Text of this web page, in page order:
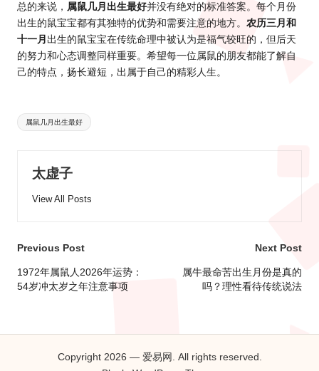
总的来说， 属鼠几月出生最好并没有绝对的标准答案。每个月份
出生的鼠宝宝都有其独特的优势和需要注意的地方。 农历三月和
十一月 出生的鼠宝宝在传统命理中被认为是福气较旺的，但后天
的努力和心态调整同样重要。希望每一位属鼠的朋友都能了解自
己的特点，扬长避短，出属于自己的精彩人生。
Tags:
属鼠几月出生最好
太虚子
View All Posts
Post
navigation
Previous Post
1972年属鼠人2026年运势：
54岁冲太岁之年注意事项
Next Post
属牛最命苦出生月份是真的
吗？理性看待传统说法
Copyright 2026 — 爱易网. All rights reserved.